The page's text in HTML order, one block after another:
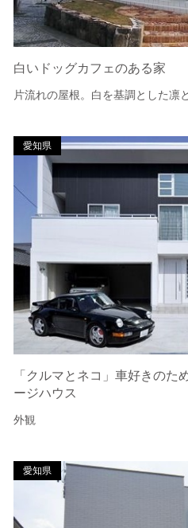
白いドッグカフェのある家
片流れの屋根。白を基調とした凛
愛知県
「クルマとネコ」車好きのた
ージハウス
外観
愛知県